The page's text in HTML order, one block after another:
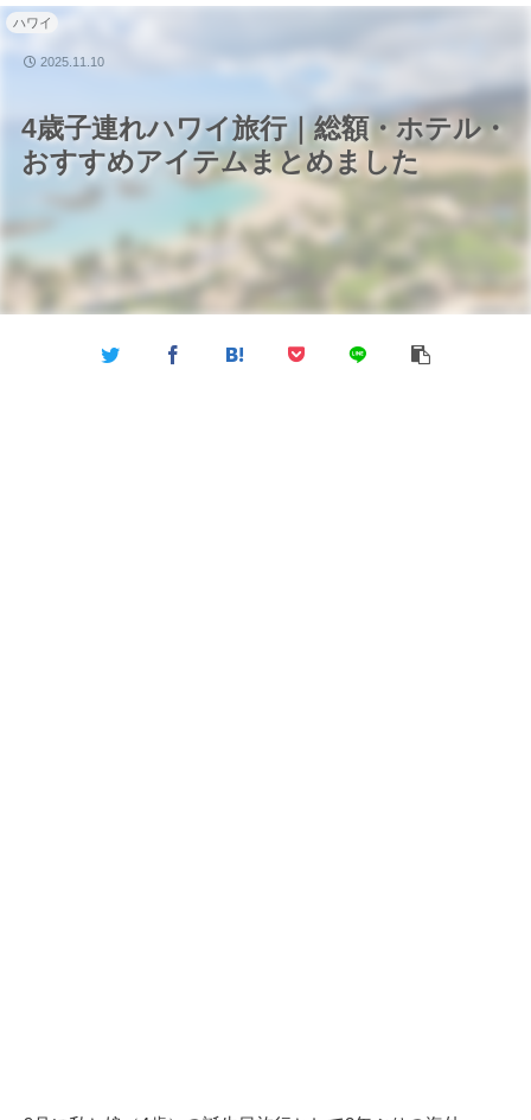
4歳子連れハワイ旅行｜総額・ホテル・
おすすめアイテムまとめました
ハワイ
2025.11.10